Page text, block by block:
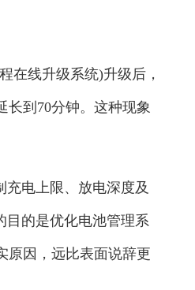
线升级系统)升级后，
长到70分钟。这种现象
电上限、放电深度及
目的是优化电池管理系
原因，远比表面说辞更